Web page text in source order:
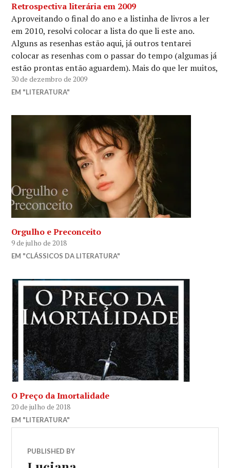
Retrospectiva literária em 2009
Aproveitando o final do ano e a listinha de livros a ler
em 2010, resolvi colocar a lista do que li este ano.
Alguns as resenhas estão aqui, já outros tentarei
colocar as resenhas com o passar do tempo (algumas já
estão prontas então aguardem). Mais do que ler muitos,
…
30 de dezembro de 2009
EM "LITERATURA"
Orgulho e Preconceito
9 de julho de 2018
EM "CLÁSSICOS DA LITERATURA"
O Preço da Imortalidade
20 de julho de 2018
EM "LITERATURA"
PUBLISHED BY